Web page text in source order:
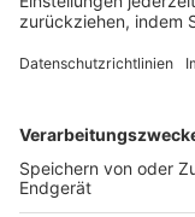
FOLGE DEM BFV
TOP-VEREINE